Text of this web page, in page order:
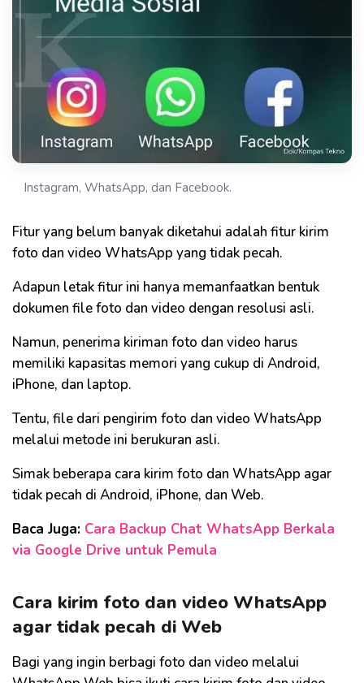
Instagram, WhatsApp, dan Facebook.
Fitur yang belum banyak diketahui adalah fitur kirim
foto dan video WhatsApp yang tidak pecah.
Adapun letak fitur ini hanya memanfaatkan bentuk
dokumen file foto dan video dengan resolusi asli.
Namun, penerima kiriman foto dan video harus
memiliki kapasitas memori yang cukup di Android,
iPhone, dan laptop.
Tentu, file dari pengirim foto dan video WhatsApp
melalui metode ini berukuran asli.
Simak beberapa cara kirim foto dan WhatsApp agar
tidak pecah di Android, iPhone, dan Web.
Baca Juga: Cara Backup Chat WhatsApp Berkala
via Google Drive untuk Pemula
Cara kirim foto dan video WhatsApp
agar tidak pecah di Web
Bagi yang ingin berbagi foto dan video melalui